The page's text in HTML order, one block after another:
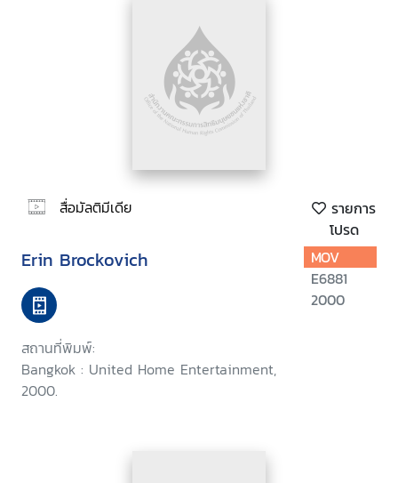
สื่อมัลติมีเดีย
รายการ
โปรด
Erin Brockovich
สถานที่พิมพ์:
Bangkok : United Home Entertainment,
2000.
MOV
E6881
2000